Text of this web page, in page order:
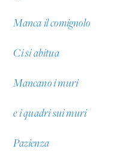
Manca il comignolo
Ci si abitua
Mancano i muri
e i quadri sui muri
Pazienza